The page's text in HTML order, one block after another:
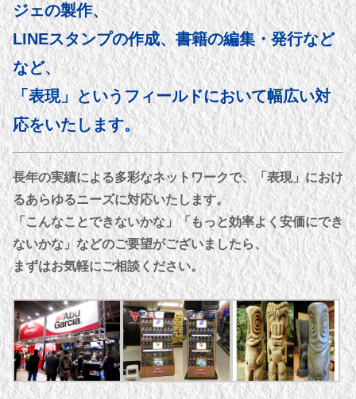
ジェの製作、
LINEスタンプの作成、書籍の編集・発行など
など、
「表現」というフィールドにおいて幅広い対
応をいたします。
長年の実績による多彩なネットワークで、「表現」におけ
るあらゆるニーズに対応いたします。
「こんなことできないかな」「もっと効率よく安価にでき
ないかな」などのご要望がございましたら、
まずはお気軽にご相談ください。